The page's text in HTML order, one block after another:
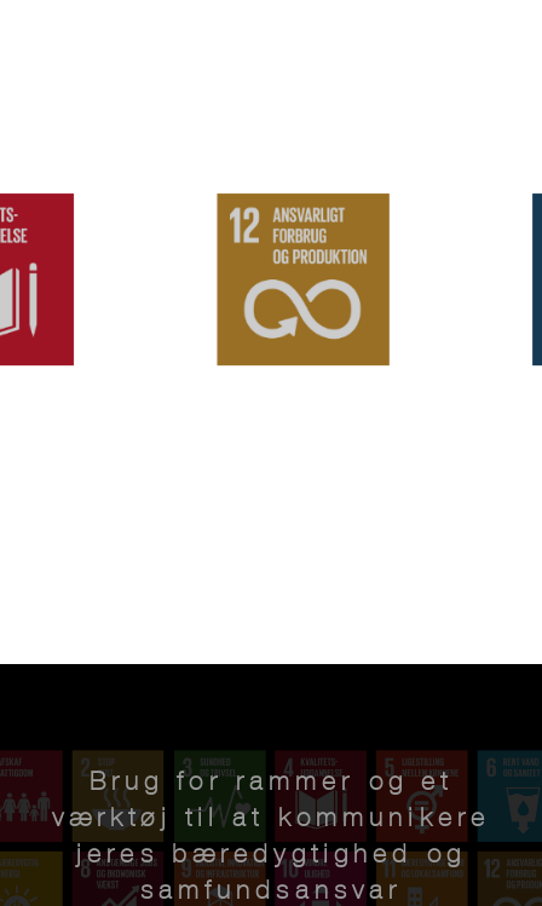
Brug for rammer og et
værktøj til at kommunikere
jeres bæredygtighed og
samfundsansvar